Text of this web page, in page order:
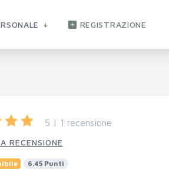
REGISTRAZIONE
5 | 1 recensione
RECENSIONE
6.45 Punti